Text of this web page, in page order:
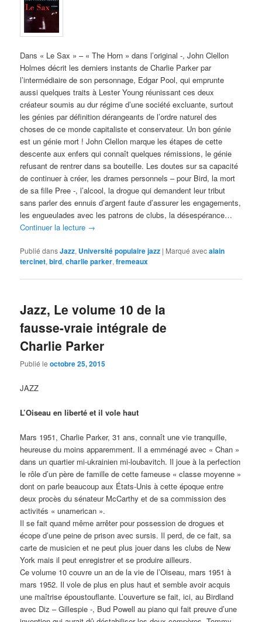
Dans « Le Sax » – « The Horn » dans l’original -, John Clellon
Holmes décrit les derniers instants de Charlie Parker par
l’intermédiaire de son personnage, Edgar Pool, qui emprunte
aussi quelques traits à Lester Young réunissant ces deux
créateur soumis au dur régime d’une société excluante, surtout
les génies par définition dérangeants de l’ordre naturel des
choses de ce monde capitaliste et conservateur. Un bon génie
est un génie mort ! John Clellon marque les étapes de cette
descente aux enfers qui connaît quelques rémissions, le génie
refusant de rentrer dans sa bouteille. Les doutes sur sa capacité
de continuer à créer, les drames personnels – pour Bird, la mort
de sa fille Pree -, l’alcool, la drogue qui demandent leur tribut
sans parler des ennuis d’argent faute d’assurer les engagements,
les engueulades avec les patrons de clubs, la désespérance…
Continuer la lecture →
Publié dansJazz, Université populaire jazz | Marqué avecalain
tercinet,bird,charlie parker,fremeaux
Jazz, Le volume 10 de la
fausse-vraie intégrale de
Charlie Parker
Publié leoctobre 25, 2015
JAZZ
L’Oiseau en liberté et il vole haut
Mars 1951, Charlie Parker, 31 ans, connaît une vie tranquille,
heureuse du moins apparemment. Il a emménagé avec « Chan »
dans un quartier mi-ukrainien mi-loubavitch. Il joue à la perfection
le rôle d’un père de famille de cette fameuse « classe moyenne »
dont on parle beaucoup aux États-Unis à cette époque entre
deux procès du sénateur McCarthy et de sa commission des
activités « unamerican ».
Il se fait quand même arrêter pour possession de drogues et
écope d’une peine de prison avec sursis. Il perd, de ce fait, sa
carte de musicien et ne peut plus jouer dans les clubs de New
York mais il peut enregistrer et se produire ailleurs.
Ce volume 10 couvre un an de la vie de l’Oiseau, mars 1951 à
mars 1952. Il vole de plus en plus haut et semble avoir acquis
une maîtrise époustouflante. L’ouverture se fait, ici, au Birdland
avec Diz – Gillespie -, Bud Powell au piano qui fait preuve d’une